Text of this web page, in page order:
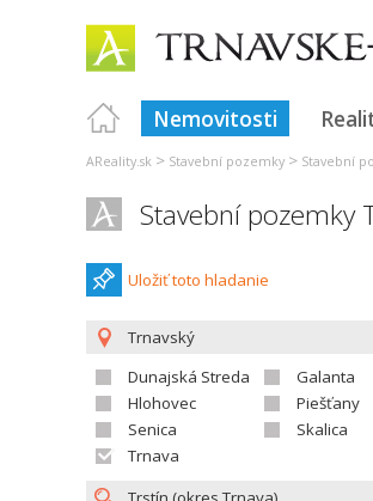
Nemovitosti
AReality.sk > Stavební pozemky > Stavební
Stavební pozemky
Uložiť toto hladanie
Trnavský
Dunajská Streda
Galanta
Hlohovec
Piešťany
Senica
Skalica
Trnava